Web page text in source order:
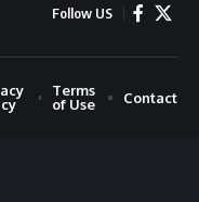
Follow US
Terms
of Use
Contact